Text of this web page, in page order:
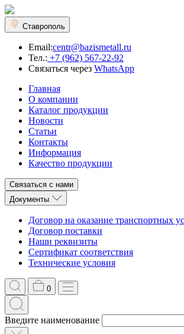
Ставрополь
Email:centr@bazismetall.ru
Тел.: +7 (962) 567-22-92
Связаться через WhatsApp
Главная
О компании
Каталог продукции
Новости
Статьи
Контакты
Информация
Качество продукции
Связаться с нами
Документы
Договор на оказание транспортных
Договор поставки
Наши реквизиты
Сертификат соответствия
Технические условия
0
Введите наименование